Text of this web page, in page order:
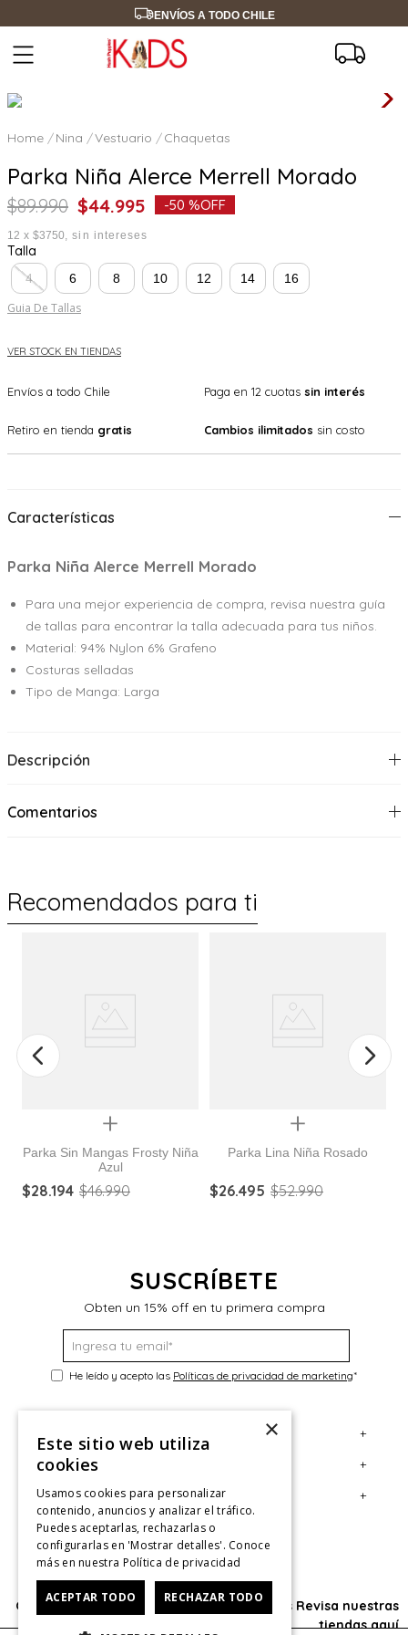
ENVÍOS A TODO CHILE
Nina Vestuario Chaquetas
Parka Niña Alerce Merrell Morado
$89.990 $44.995 -50 %OFF
12 x $3750 sin intereses
Talla
4 6 8 10 12 14 16
Guia De Tallas
VER STOCK EN TIENDAS
Envíos a todo Chile Paga en 12 cuotas sin interés
Retiro en tienda gratis Cambios ilimitados sin costo
Características
Parka Niña Alerce Merrell Morado
Para una mejor experiencia de compra, revisa nuestra guía
de tallas para encontrar la talla adecuada para tus niños.
Material: 94% Nylon 6% Grafeno
Costuras selladas
Tipo de Manga: Larga
Descripción
Comentarios
Recomendados para ti
Quickview
Parka Sin Mangas Frosty Niña
Azul
$28.194 $46.990
Quickview
Parka Lina Niña Rosado
$26.495 $52.990
SUSCRÍBETE
Obten un 15% off en tu primera compra
He leído y acepto las Políticas de privacidad de marketing*
Servicio al Consumidor +
Centro de Ayuda
Contáctanos
Giftcard
Retiro en tienda
Tiendas
Legal +
Términos y Condiciones
Políticas de Despacho
Cambios, Retracto y Garantía
Políticas de Privacidad
Cuenta +
Mi Cuenta
Sigue tu compra
Historial de Compras
Oficina: Av. Las Condes #11281 - Las Condes Revisa nuestras
tiendasaquí
×
Este sitio web utiliza
cookies
Usamos cookies para personalizar
contenido, anuncios y analizar el tráfico.
Puedes aceptarlas, rechazarlas o
configurarlas en 'Mostrar detalles'. Conoce
más en nuestra Política de privacidad
ACEPTAR TODO RECHAZAR TODO